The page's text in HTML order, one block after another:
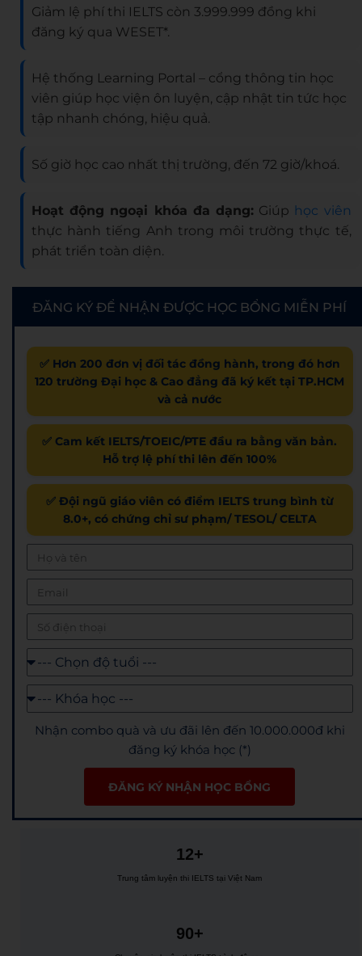
Giảm lệ phí thi IELTS còn 3.999.999 đồng khi
đăng ký qua WESET*.
Hệ thống Learning Portal – cổng thông tin học
viên giúp học viện ôn luyện, cập nhật tin tức học
tập nhanh chóng, hiệu quả.
Số giờ học cao nhất thị trường, đến 72 giờ/khoá.
Hoạt động ngoại khóa đa dạng: Giúp học viên
thực hành tiếng Anh trong môi trường thực tế,
phát triển toàn diện.
ĐĂNG KÝ ĐỂ NHẬN ĐƯỢC HỌC BỔNG MIỄN PHÍ
✅ Hơn 200 đơn vị đối tác đồng hành, trong đó hơn
120 trường Đại học & Cao đẳng đã ký kết tại TP.HCM
và cả nước
✅ Cam kết IELTS/TOEIC/PTE đầu ra bằng văn bản.
Hỗ trợ lệ phí thi lên đến 100%
✅ Đội ngũ giáo viên có điểm IELTS trung bình từ
8.0+, có chứng chỉ sư phạm/ TESOL/ CELTA
Nhận combo quà và ưu đãi lên đến 10.000.000đ khi
đăng ký khóa học (*)
ĐĂNG KÝ NHẬN HỌC BỔNG
12+
Trung tâm luyện thi IELTS tại Việt Nam
90+